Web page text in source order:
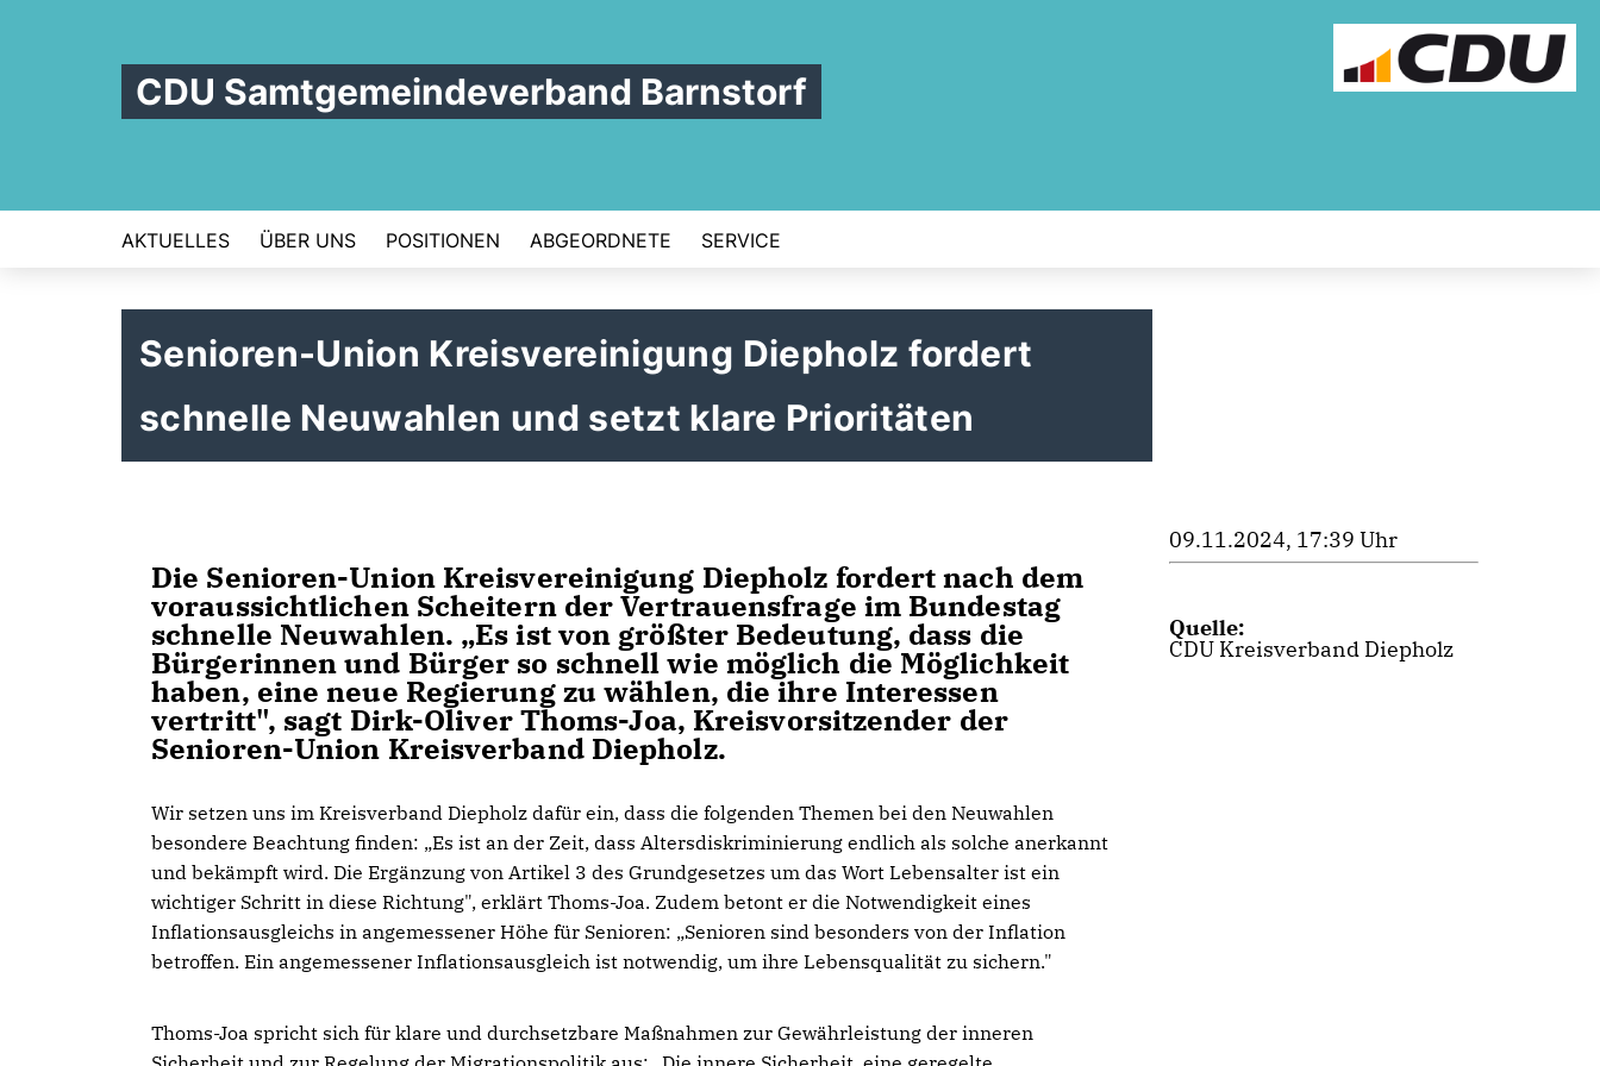
CDU Samtgemeindeverband Barnstorf
AKTUELLES ÜBER UNS POSITIONEN ABGEORDNETE SERVICE
Senioren-Union Kreisvereinigung Diepholz fordert
schnelle Neuwahlen und setzt klare Prioritäten
Die Senioren-Union Kreisvereinigung Diepholz fordert nach dem
voraussichtlichen Scheitern der Vertrauensfrage im Bundestag
schnelle Neuwahlen. „Es ist von größter Bedeutung, dass die
Bürgerinnen und Bürger so schnell wie möglich die Möglichkeit
haben, eine neue Regierung zu wählen, die ihre Interessen
vertritt", sagt Dirk-Oliver Thoms-Joa, Kreisvorsitzender der
Senioren-Union Kreisverband Diepholz.
Wir setzen uns im Kreisverband Diepholz dafür ein, dass die folgenden Themen bei den Neuwahlen
besondere Beachtung finden: „Es ist an der Zeit, dass Altersdiskriminierung endlich als solche anerkannt
und bekämpft wird. Die Ergänzung von Artikel 3 des Grundgesetzes um das Wort Lebensalter ist ein
wichtiger Schritt in diese Richtung", erklärt Thoms-Joa. Zudem betont er die Notwendigkeit eines
Inflationsausgleichs in angemessener Höhe für Senioren: „Senioren sind besonders von der Inflation
betroffen. Ein angemessener Inflationsausgleich ist notwendig, um ihre Lebensqualität zu sichern."
Thoms-Joa spricht sich für klare und durchsetzbare Maßnahmen zur Gewährleistung der inneren
09.11.2024, 17:39 Uhr
Quelle:
CDU Kreisverband Diepholz